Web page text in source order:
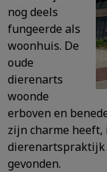
nog deels
fungeerde als
woonhuis. De
oude
dierenarts
woonde
erboven en
zijn charme
dierenartspraktijk
gevonden.